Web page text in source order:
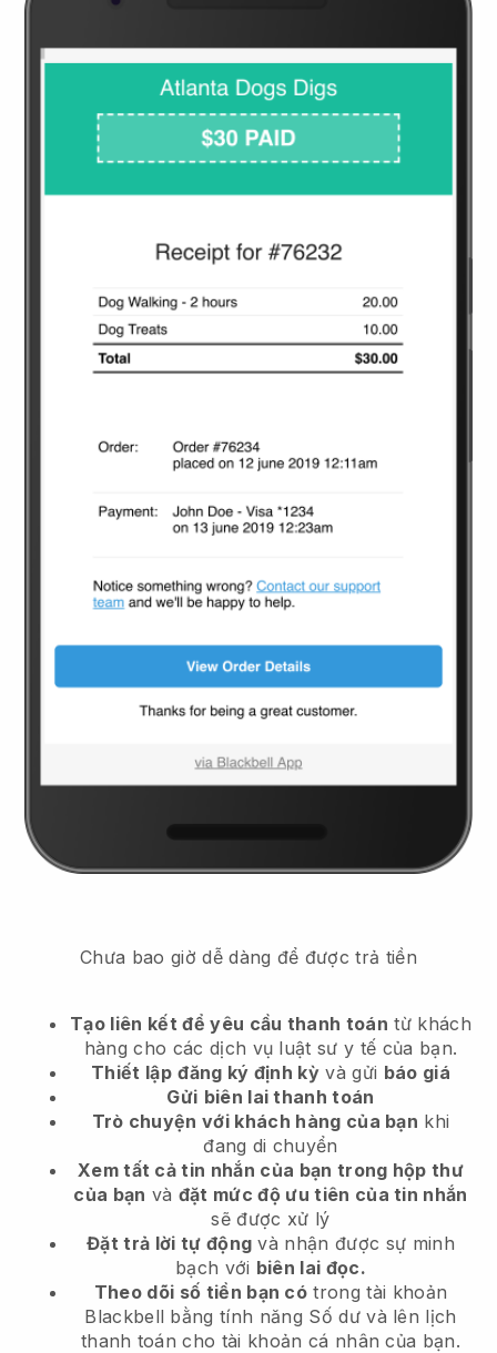
Chưa bao giờ dễ dàng để được trả tiền
Tạo liên kết để yêu cầu thanh toán từ khách
hàngcho các dịch vụ luật sư y tế của bạn.
Thiết lập đăng ký định kỳ và gửi báo giá
Gửi biên lai thanh toán
Trò chuyện với khách hàng của bạn khi
đang di chuyển
Xem tất cả tin nhắn của bạn trong hộp thư
của bạn và đặt mức độ ưu tiên của tin nhắn
sẽ được xử lý
Đặt trả lời tự động và nhận được sự minh
bạch với biên lai đọc.
Theo dõi số tiền bạn có trong tài khoản
Blackbell bằng tính năng Số dư và lên lịch
thanh toán cho tài khoản cá nhân của bạn.